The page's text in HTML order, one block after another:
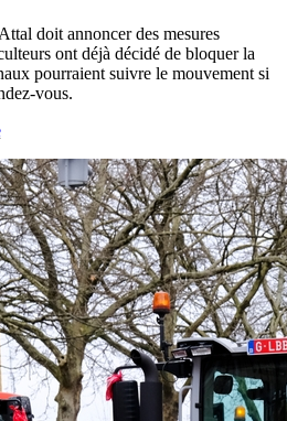
doit annoncer des mesures
ont déjà décidé de bloquer la
pourraient suivre le mouvement si
vous.